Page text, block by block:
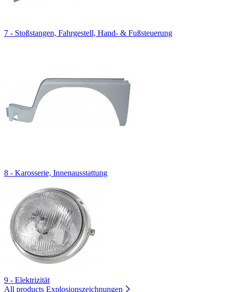
7 - Stoßstangen, Fahrgestell, Hand- & Fußsteuerung
8 - Karosserie, Innenausstattung
9 - Elektrizität
All products Explosionszeichnungen